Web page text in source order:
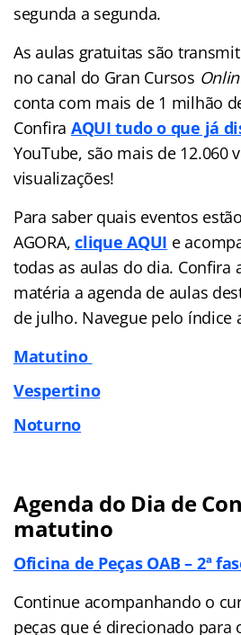
segunda a segunda.
As aulas gratuitas são
no canal do Gran Cursos
conta com mais de 1 milhão
Confira AQUI tudo o que já
YouTube, são mais de 12.060
visualizações!
Para saber quais eventos
AGORA,clique AQUI e
todas as aulas do dia. Confira
matéria a agenda de aulas
de julho. Navegue pelo índice
Matutino
Vespertino
Noturno
Agenda do Dia de
matutino
Oficina de Peças OAB – 2ª
Continue acompanhando o
peças que é direcionado para